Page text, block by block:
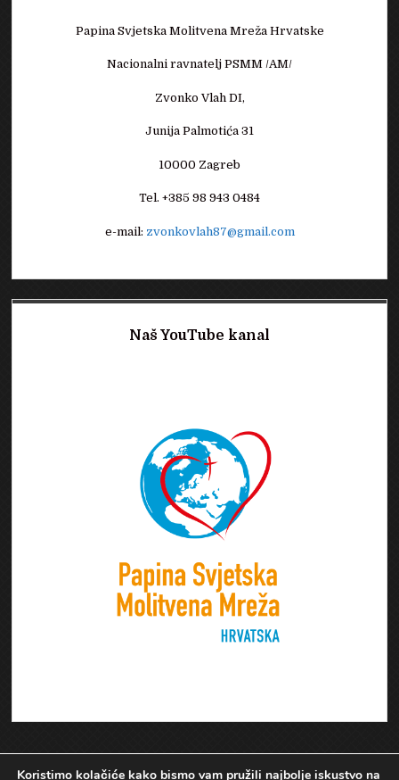
Papina Svjetska Molitvena Mreža Hrvatske
Nacionalni ravnatelj PSMM /AM/
Zvonko Vlah DI,
Junija Palmotića 31
10000 Zagreb
Tel. +385 98 943 0484
e-mail: zvonkovlah87@gmail.com
Naš YouTube kanal
Koristimo kolačiće kako bismo vam pružili najbolje iskustvo na